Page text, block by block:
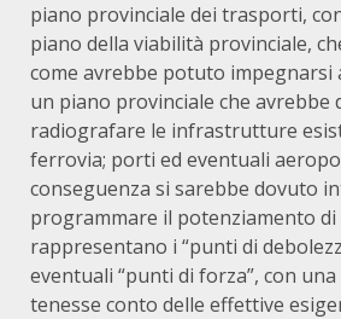
piano provinciale dei trasporti,
piano della viabilità provinciale,
come avrebbe potuto impegnarsi
un piano provinciale che avrebbe
radiografare le infrastrutture
ferrovia; porti ed eventuali
conseguenza si sarebbe dovuto
programmare il potenziamento di
rappresentano i “punti di
eventuali “punti di forza”, con
tenesse conto delle effettive